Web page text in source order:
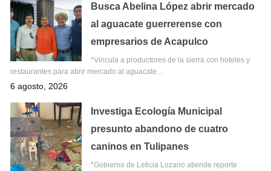
Busca Abelina López abrir mercado
al aguacate guerrerense con
empresarios de Acapulco
*Vincula a productores de la sierra con hoteles y
restaurantes para abrir mercado al aguacate…
6 agosto, 2026
Investiga Ecología Municipal
presunto abandono de cuatro
caninos en Tulipanes
*Gobierno de Leticia Lozano atiende reporte